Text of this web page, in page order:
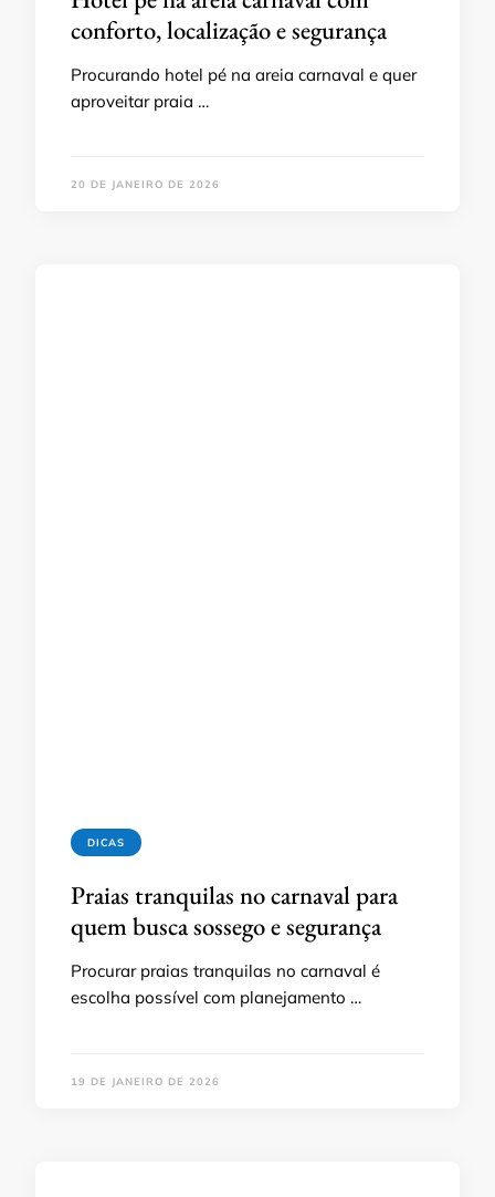
conforto, localização e segurança
Procurando hotel pé na areia carnaval e quer
aproveitar praia …
20 DE JANEIRO DE 2026
DICAS
Praias tranquilas no carnaval para
quem busca sossego e segurança
Procurar praias tranquilas no carnaval é
escolha possível com planejamento …
19 DE JANEIRO DE 2026